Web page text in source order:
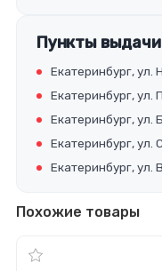
Пункты
Екатеринбург, ул.
Екатеринбург, ул.
Екатеринбург, ул.
Екатеринбург, ул.
Екатеринбург, ул.
Похожие товары